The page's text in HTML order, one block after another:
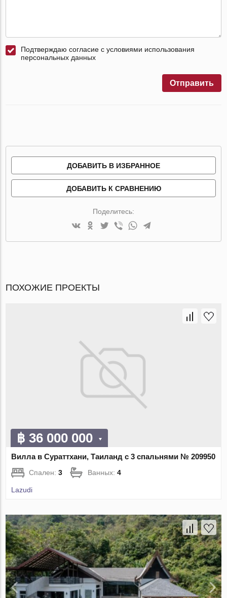
Подтверждаю согласие с условиями использования
персональных данных
Отправить
ДОБАВИТЬ В ИЗБРАННОЕ
ДОБАВИТЬ К СРАВНЕНИЮ
Поделитесь:
ПОХОЖИЕ ПРОЕКТЫ
฿ 36 000 000
Вилла в Сураттхани, Таиланд с 3 спальнями № 209950
Спален:3 Ванных:4
Lazudi